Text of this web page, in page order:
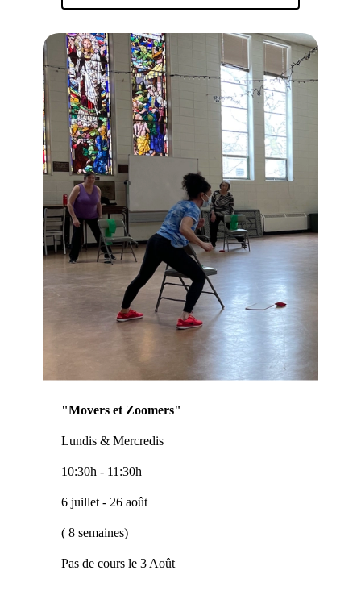
"Movers et Zoomers"
Lundis & Mercredis
10:30h - 11:30h
6 juillet - 26 août
( 8 semaines)
Pas de cours le 3 Août